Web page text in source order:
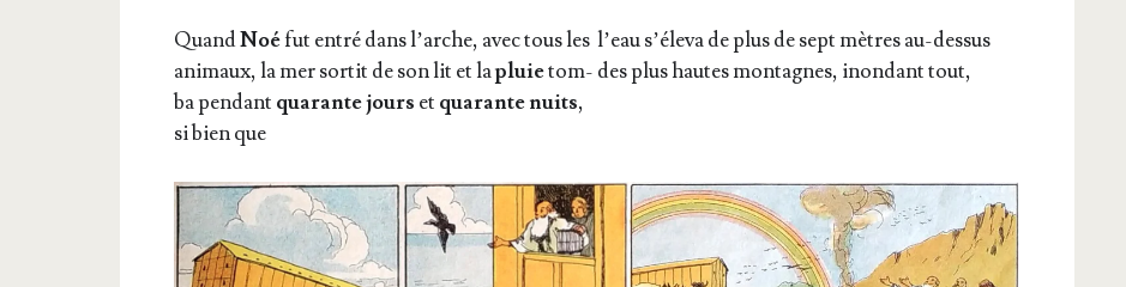
QuandNoéfut entré dans l’arche, avec tous les
ani­maux, la mer sor­tit de son lit et lapluietom­
ba pen­dant qua­rante jours et qua­rante nuits,
si bien que
l’eau s’é­le­va de plus de sept mètres au-des­sus
des plus hautes mon­tagnes, inon­dant tout,